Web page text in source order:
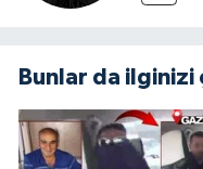
Bunlar da ilginizi